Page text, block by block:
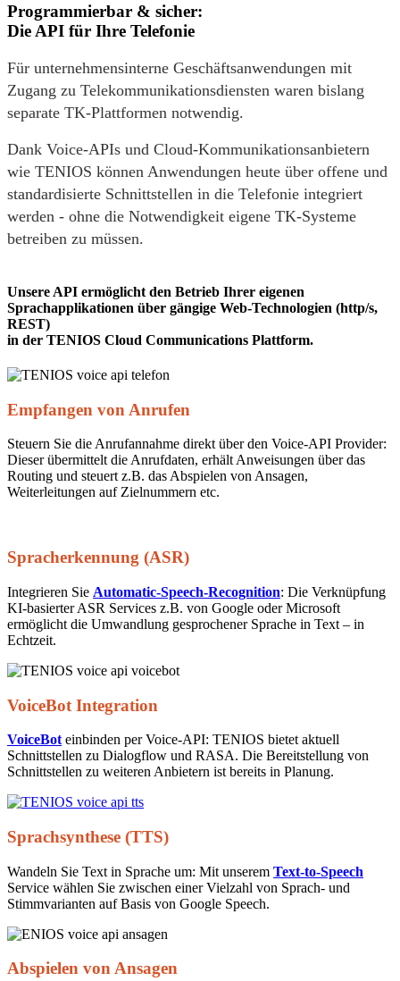
Programmierbar & sicher:
Die API für Ihre Telefonie
Für unternehmensinterne Geschäftsanwendungen mit
Zugang zu Telekommunikationsdiensten waren bislang
separate TK-Plattformen notwendig.
Dank Voice-APIs und Cloud-Kommunikationsanbietern
wie TENIOS können Anwendungen heute über offene und
standardisierte Schnittstellen in die Telefonie integriert
werden - ohne die Notwendigkeit eigene TK-Systeme
betreiben zu müssen.
Unsere API ermöglicht den Betrieb Ihrer eigenen
Sprachapplikationen über gängige Web-Technologien (http/s,
REST)
in der TENIOS Cloud Communications Plattform.
Empfangen von Anrufen
Steuern Sie die Anrufannahme direkt über den Voice-API Provider:
Dieser übermittelt die Anrufdaten, erhält Anweisungen über das
Routing und steuert z.B. das Abspielen von Ansagen,
Weiterleitungen auf Zielnummern etc.
Spracherkennung (ASR)
Integrieren Sie Automatic-Speech-Recognition: Die Verknüpfung
KI-basierter ASR Services z.B. von Google oder Microsoft
ermöglicht die Umwandlung gesprochener Sprache in Text – in
Echtzeit.
VoiceBot Integration
VoiceBot einbinden per Voice-API: TENIOS bietet aktuell
Schnittstellen zu Dialogflow und RASA. Die Bereitstellung von
Schnittstellen zu weiteren Anbietern ist bereits in Planung.
Sprachsynthese (TTS)
Wandeln Sie Text in Sprache um: Mit unserem Text-to-Speech
Service wählen Sie zwischen einer Vielzahl von Sprach- und
Stimmvarianten auf Basis von Google Speech.
Abspielen von Ansagen
Online